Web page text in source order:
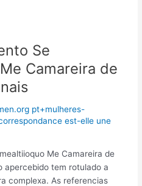
Se
Camareira de
pt+mulheres-
est-elle une
Me Camareira de
apercebido tem rotulado a
complexa. As referencias